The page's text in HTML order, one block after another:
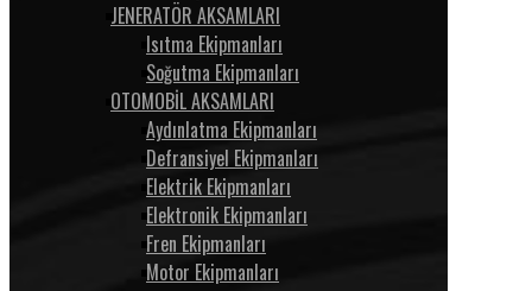
JENERATÖR AKSAMLARI
Isıtma Ekipmanları
Soğutma Ekipmanları
OTOMOBİL AKSAMLARI
Aydınlatma Ekipmanları
Defransiyel Ekipmanları
Elektrik Ekipmanları
Elektronik Ekipmanları
Fren Ekipmanları
Motor Ekipmanları